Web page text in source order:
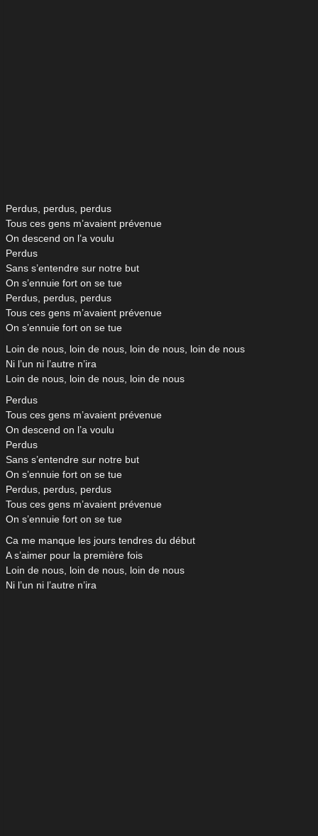
Perdus, perdus, perdus
Tous ces gens m’avaient prévenue
On descend on l’a voulu
Perdus
Sans s’entendre sur notre but
On s’ennuie fort on se tue
Perdus, perdus, perdus
Tous ces gens m’avaient prévenue
On s’ennuie fort on se tue
Loin de nous, loin de nous, loin de nous, loin de nous
Ni l’un ni l’autre n’ira
Loin de nous, loin de nous, loin de nous
Perdus
Tous ces gens m’avaient prévenue
On descend on l’a voulu
Perdus
Sans s’entendre sur notre but
On s’ennuie fort on se tue
Perdus, perdus, perdus
Tous ces gens m’avaient prévenue
On s’ennuie fort on se tue
Ca me manque les jours tendres du début
A s’aimer pour la première fois
Loin de nous, loin de nous, loin de nous
Ni l’un ni l’autre n’ira